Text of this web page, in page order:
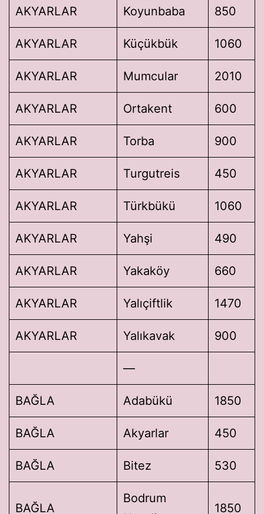
AKYARLAR Koyunbaba 850
AKYARLAR Küçükbük 1060
AKYARLAR Mumcular 2010
AKYARLAR Ortakent 600
AKYARLAR Torba 900
AKYARLAR Turgutreis 450
AKYARLAR Türkbükü 1060
AKYARLAR Yahşi 490
AKYARLAR Yakaköy 660
AKYARLAR Yalıçiftlik 1470
AKYARLAR Yalıkavak 900
—
BAĞLA Adabükü 1850
BAĞLA Akyarlar 450
BAĞLA Bitez 530
BAĞLA
Bodrum
1850